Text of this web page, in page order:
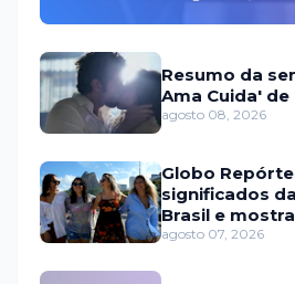
Resumo da
Ama Cuida' de
agosto 08, 2026
Globo
significados
Brasil e
agosto 07, 2026